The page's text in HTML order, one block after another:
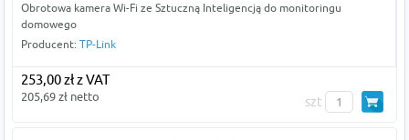
Obrotowa kamera Wi-Fi ze Sztuczną Inteligencją do monitoringu
domowego
Producent: TP-Link
253,00 zł z VAT
205,69 zł netto szt